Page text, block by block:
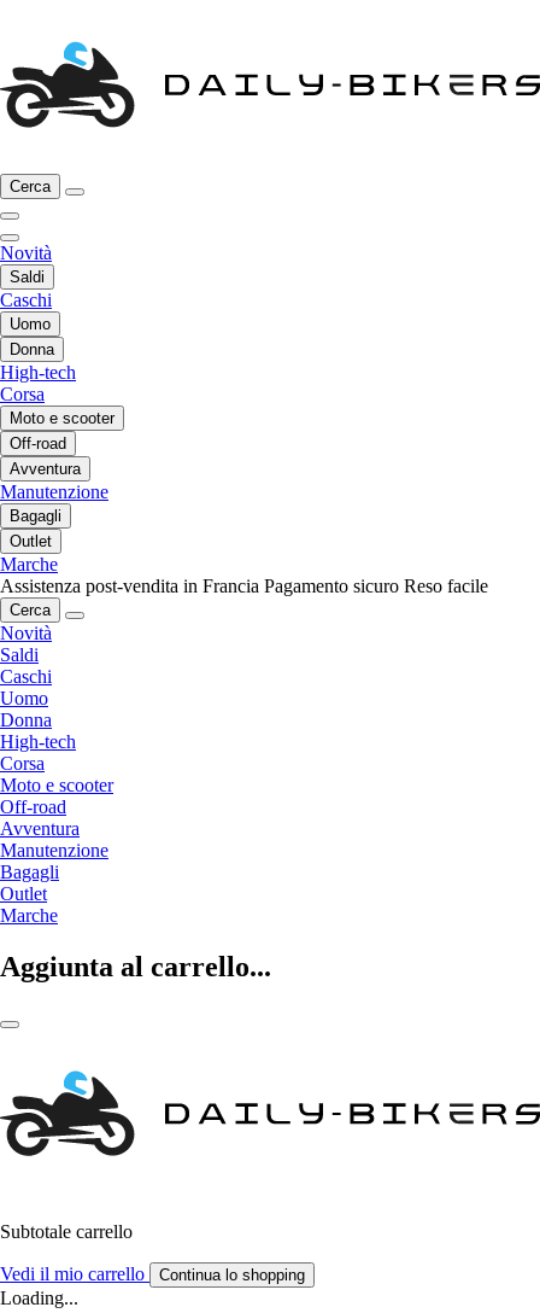
Cerca
Novità
Saldi
Caschi
Uomo
Donna
High-tech
Corsa
Moto e scooter
Off-road
Avventura
Manutenzione
Bagagli
Outlet
Marche
Assistenza post-vendita in Francia Pagamento sicuro Reso facile
Cerca
Novità
Saldi
Caschi
Uomo
Donna
High-tech
Corsa
Moto e scooter
Off-road
Avventura
Manutenzione
Bagagli
Outlet
Marche
Aggiunta al carrello...
Subtotale carrello
Vedi il mio carrello Continua lo shopping
Loading...